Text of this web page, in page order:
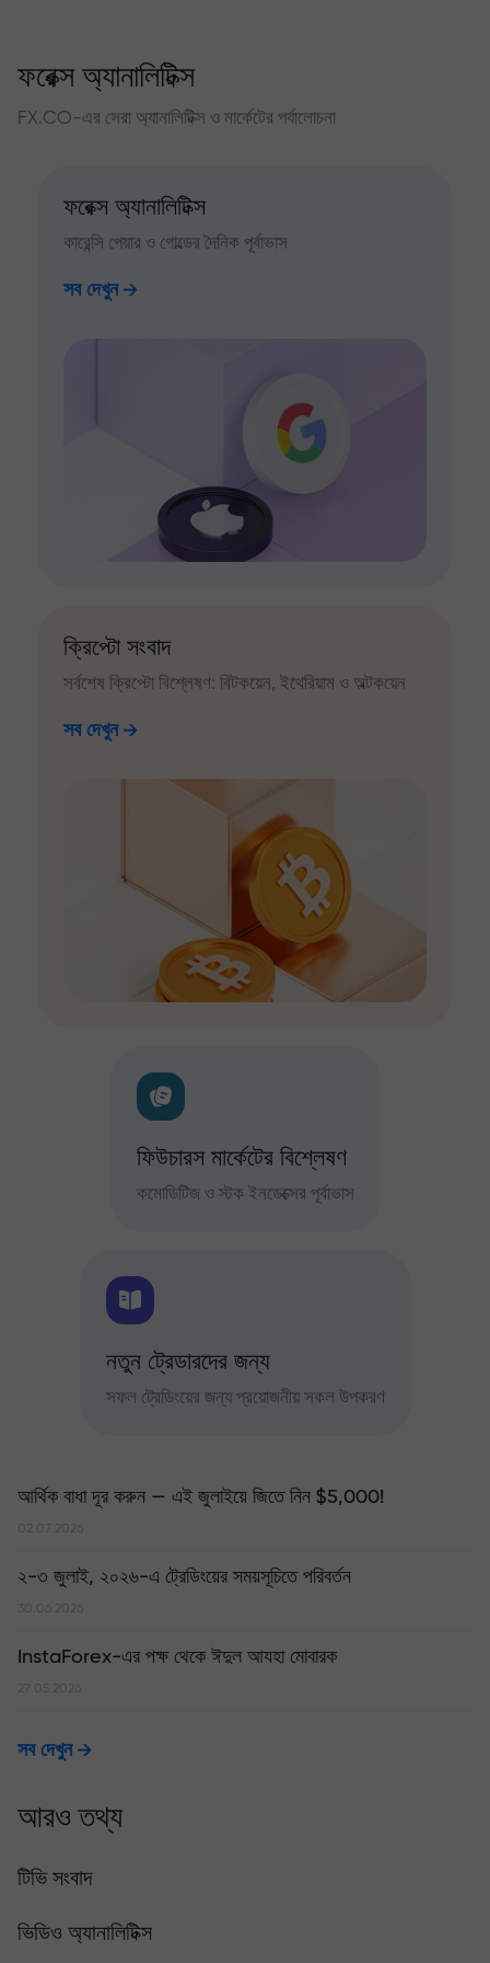
ফরেক্স অ্যানালিটিক্স
FX.CO-এর সেরা অ্যানালিটিক্স ও মার্কেটের পর্যালোচনা
ফরেক্স অ্যানালিটিক্স
কারেন্সি পেয়ার ও গোল্ডের দৈনিক পূর্বাভাস
সব দেখুন
ক্রিপ্টো সংবাদ
সর্বশেষ ক্রিপ্টো বিশ্লেষণ: বিটকয়েন, ইথেরিয়াম ও অল্টকয়েন
সব দেখুন
ফিউচারস মার্কেটের বিশ্লেষণ
কমোডিটিজ ও স্টক ইনডেক্সের পূর্বাভাস
নতুন ট্রেডারদের জন্য
সফল ট্রেডিংয়ের জন্য প্রয়োজনীয় সকল উপকরণ
আর্থিক বাধা দূর করুন — এই জুলাইয়ে জিতে নিন $5,000!
02.07.2026
২-৩ জুলাই, ২০২৬-এ ট্রেডিংয়ের সময়সূচিতে পরিবর্তন
30.06.2026
InstaForex-এর পক্ষ থেকে ঈদুল আযহা মোবারক
27.05.2026
সব দেখুন
আরও তথ্য
টিভি সংবাদ
ভিডিও অ্যানালিটিক্স